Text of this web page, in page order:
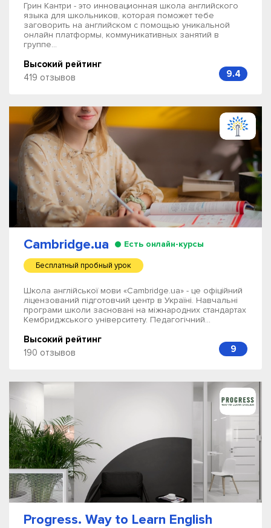
Грин Кантри - это инновационная школа английского
языка для школьников, которая поможет тебе
заговорить на английском с помощью уникальной
онлайн платформы, коммуникативных занятий в
группе...
Высокий рейтинг
419 отзывов
9.4
Cambridge.ua Есть онлайн-курсы
Бесплатный пробный урок
Школа англійської мови «Cambridge.ua» - це офіційний
ліцензований підготовчий центр в Україні. Навчальні
програми школи засновані на міжнародних стандартах
Кембриджського університету. Педагогічний...
Высокий рейтинг
190 отзывов
9
Progress. Way to Learn English